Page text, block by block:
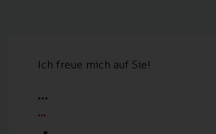
Ich freue mich auf Sie!
...
...